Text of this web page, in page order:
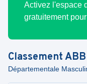
Activez l'espace
gratuitement
ClassementABB
Départementale